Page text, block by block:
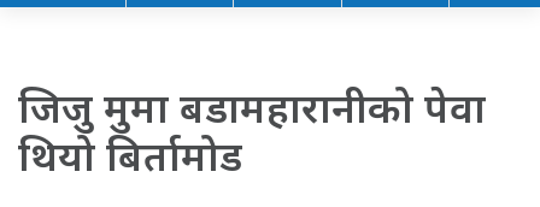
जिजु मुमा बडामहारानीको पेवा
थियो बिर्तामोड